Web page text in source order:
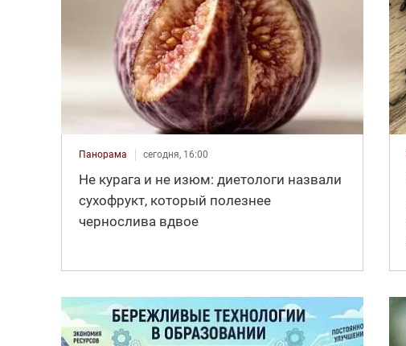
Панорама сегодня, 16:00
Не курага и не изюм: диетологи назвали
сухофрукт, который полезнее
чернослива вдвое